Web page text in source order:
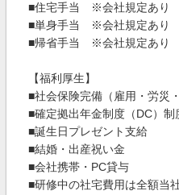
■住宅手当 ※会社規定あり
■単身手当 ※会社規定あり
■帰省手当 ※会社規定あり
【福利厚生】
■社会保険完備（雇用・労災
■確定拠出年金制度（DC）制
■誕生日プレゼント支給
■結婚・出産祝い金
■会社携帯・PC貸与
■研修中の社宅費用は全額当